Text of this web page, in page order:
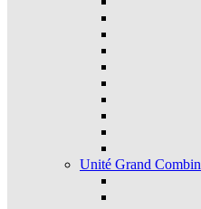
Unité Grand Combin